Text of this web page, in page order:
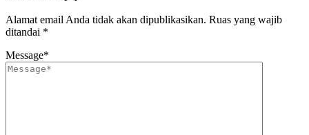
Alamat email Anda tidak akan dipublikasikan. Ruas yang wajib
ditandai *
Message*